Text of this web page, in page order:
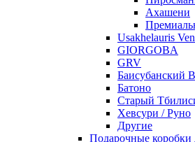
Ахашени
Usakhelauris
GIORGOBA
GRV
Баисубанский
Батоно
Старый
Хевсури / Руно
Другие
Подарочные коробки